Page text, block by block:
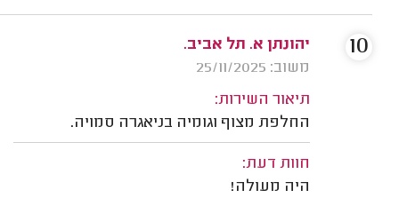
יהונתן א. תל אביב.
משוב: 25/11/2025
תיאור השירות:
החלפת מצוף וגומיה בניאגרה סמויה.
חוות דעת:
היה מעולה!
10